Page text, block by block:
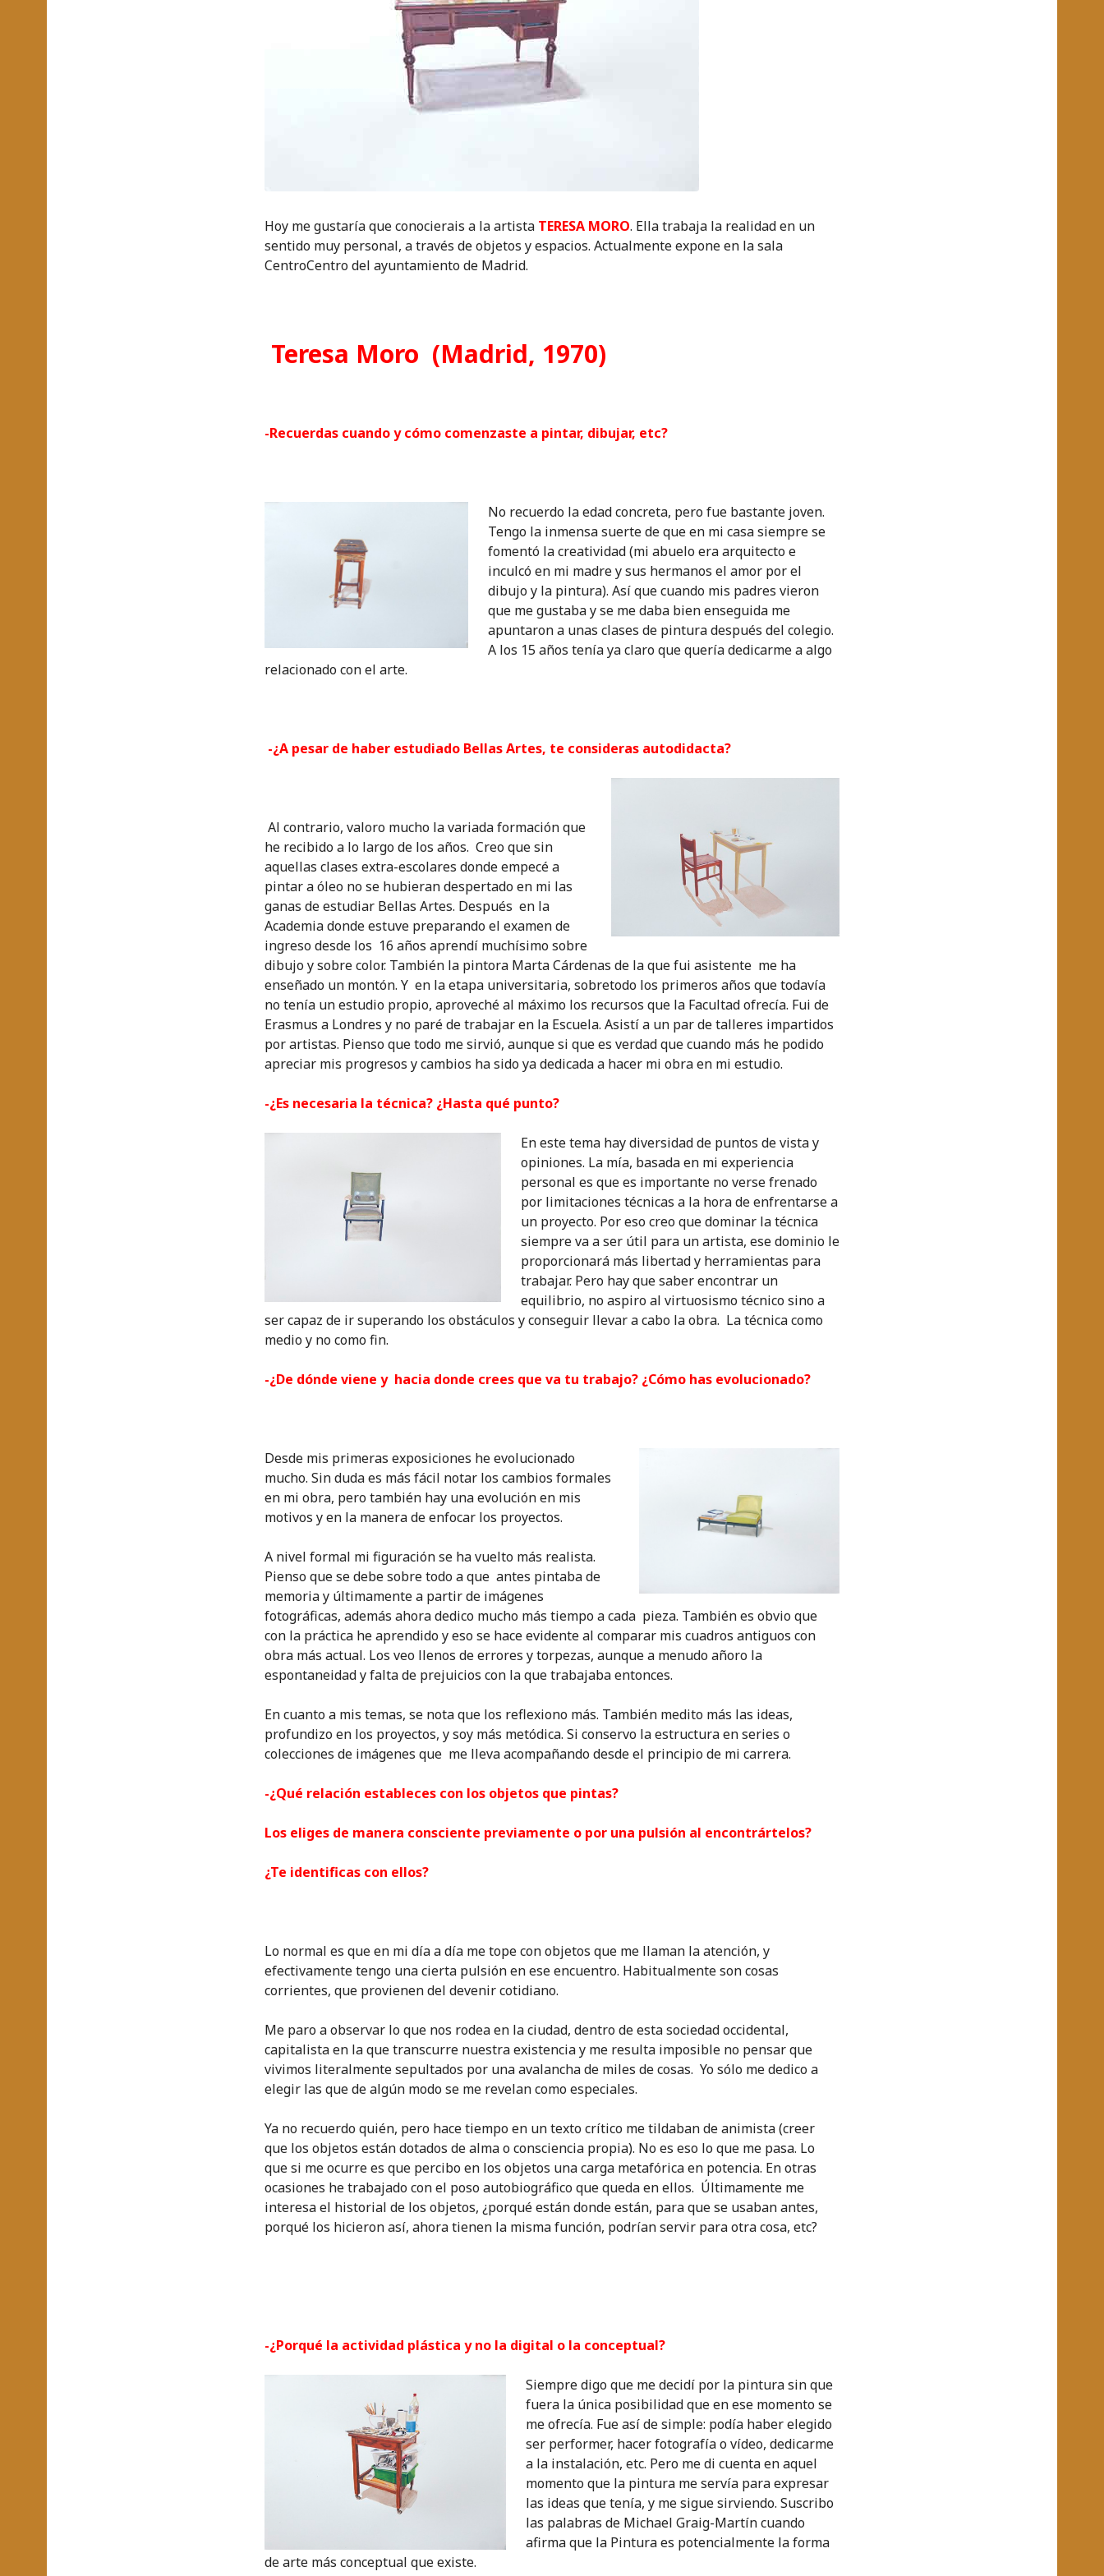
Hoy me gustaría que conocierais a la artista TERESA MORO. Ella trabaja la realidad en un
sentido muy personal, a través de objetos y espacios. Actualmente expone en la sala
CentroCentro del ayuntamiento de Madrid.
Teresa Moro (Madrid, 1970)
-Recuerdas cuando y cómo comenzaste a pintar, dibujar, etc?
No recuerdo la edad concreta, pero fue bastante joven.
Tengo la inmensa suerte de que en mi casa siempre se
fomentó la creatividad (mi abuelo era arquitecto e
inculcó en mi madre y sus hermanos el amor por el
dibujo y la pintura). Así que cuando mis padres vieron
que me gustaba y se me daba bien enseguida me
apuntaron a unas clases de pintura después del colegio.
A los 15 años tenía ya claro que quería dedicarme a algo
relacionado con el arte.
-¿A pesar de haber estudiado Bellas Artes, te consideras autodidacta?
Al contrario, valoro mucho la variada formación que
he recibido a lo largo de los años. Creo que sin
aquellas clases extra-escolares donde empecé a
pintar a óleo no se hubieran despertado en mi las
ganas de estudiar Bellas Artes. Después en la
Academia donde estuve preparando el examen de
ingreso desde los 16 años aprendí muchísimo sobre
dibujo y sobre color. También la pintora Marta Cárdenas de la que fui asistente me ha
enseñado un montón. Y en la etapa universitaria, sobretodo los primeros años que todavía
no tenía un estudio propio, aproveché al máximo los recursos que la Facultad ofrecía. Fui de
Erasmus a Londres y no paré de trabajar en la Escuela. Asistí a un par de talleres impartidos
por artistas. Pienso que todo me sirvió, aunque si que es verdad que cuando más he podido
apreciar mis progresos y cambios ha sido ya dedicada a hacer mi obra en mi estudio.
-¿Es necesaria la técnica? ¿Hasta qué punto?
En este tema hay diversidad de puntos de vista y
opiniones. La mía, basada en mi experiencia
personal es que es importante no verse frenado
por limitaciones técnicas a la hora de enfrentarse a
un proyecto. Por eso creo que dominar la técnica
siempre va a ser útil para un artista, ese dominio le
proporcionará más libertad y herramientas para
trabajar. Pero hay que saber encontrar un
equilibrio, no aspiro al virtuosismo técnico sino a
ser capaz de ir superando los obstáculos y conseguir llevar a cabo la obra. La técnica como
medio y no como fin.
-¿De dónde viene y hacia donde crees que va tu trabajo? ¿Cómo has evolucionado?
Desde mis primeras exposiciones he evolucionado
mucho. Sin duda es más fácil notar los cambios formales
en mi obra, pero también hay una evolución en mis
motivos y en la manera de enfocar los proyectos.
A nivel formal mi figuración se ha vuelto más realista.
Pienso que se debe sobre todo a que antes pintaba de
memoria y últimamente a partir de imágenes
fotográficas, además ahora dedico mucho más tiempo a cada pieza. También es obvio que
con la práctica he aprendido y eso se hace evidente al comparar mis cuadros antiguos con
obra más actual. Los veo llenos de errores y torpezas, aunque a menudo añoro la
espontaneidad y falta de prejuicios con la que trabajaba entonces.
En cuanto a mis temas, se nota que los reflexiono más. También medito más las ideas,
profundizo en los proyectos, y soy más metódica. Si conservo la estructura en series o
colecciones de imágenes que me lleva acompañando desde el principio de mi carrera.
-¿Qué relación estableces con los objetos que pintas?
Los eliges de manera consciente previamente o por una pulsión al encontrártelos?
¿Te identificas con ellos?
Lo normal es que en mi día a día me tope con objetos que me llaman la atención, y
efectivamente tengo una cierta pulsión en ese encuentro. Habitualmente son cosas
corrientes, que provienen del devenir cotidiano.
Me paro a observar lo que nos rodea en la ciudad, dentro de esta sociedad occidental,
capitalista en la que transcurre nuestra existencia y me resulta imposible no pensar que
vivimos literalmente sepultados por una avalancha de miles de cosas. Yo sólo me dedico a
elegir las que de algún modo se me revelan como especiales.
Ya no recuerdo quién, pero hace tiempo en un texto crítico me tildaban de animista (creer
que los objetos están dotados de alma o consciencia propia). No es eso lo que me pasa. Lo
que si me ocurre es que percibo en los objetos una carga metafórica en potencia. En otras
ocasiones he trabajado con el poso autobiográfico que queda en ellos. Últimamente me
interesa el historial de los objetos, ¿porqué están donde están, para que se usaban antes,
porqué los hicieron así, ahora tienen la misma función, podrían servir para otra cosa, etc?
-¿Porqué la actividad plástica y no la digital o la conceptual?
Siempre digo que me decidí por la pintura sin que
fuera la única posibilidad que en ese momento se
me ofrecía. Fue así de simple: podía haber elegido
ser performer, hacer fotografía o vídeo, dedicarme
a la instalación, etc. Pero me di cuenta en aquel
momento que la pintura me servía para expresar
las ideas que tenía, y me sigue sirviendo. Suscribo
las palabras de Michael Graig-Martín cuando
afirma que la Pintura es potencialmente la forma
de arte más conceptual que existe.